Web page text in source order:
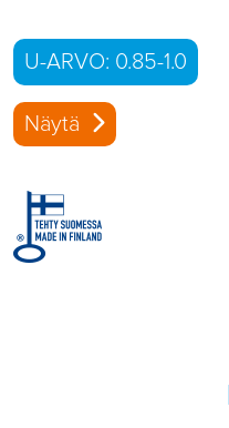
U-ARVO: 0.85-1.0
Näytä